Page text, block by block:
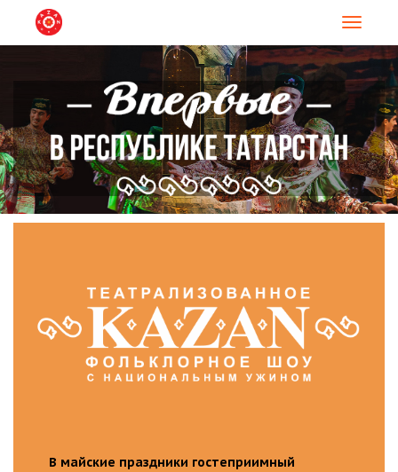
В майские праздники гостеприимный